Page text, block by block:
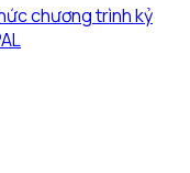
chương trình kỷ